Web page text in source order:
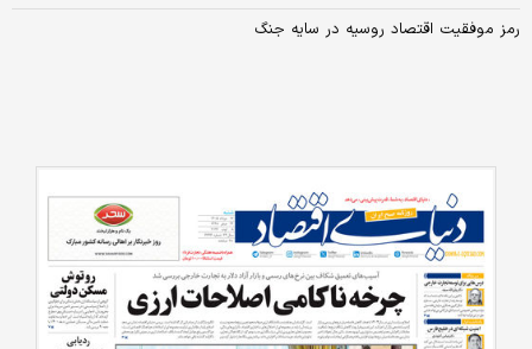
رمز موفقیت اقتصاد روسیه در سایه جنگ